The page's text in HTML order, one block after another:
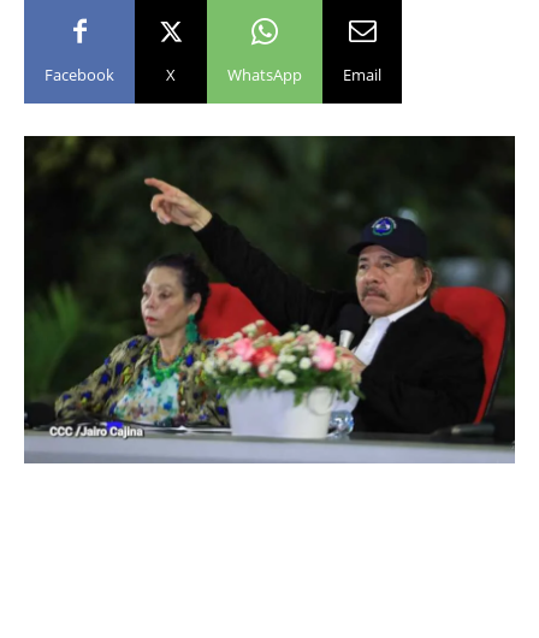
Facebook X WhatsApp Email